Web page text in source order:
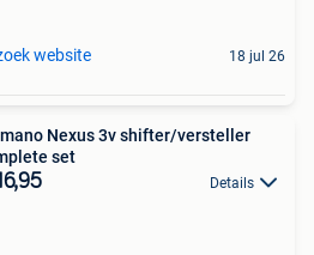
website 18 jul 26
Nexus 3v shifter/versteller
set
Details